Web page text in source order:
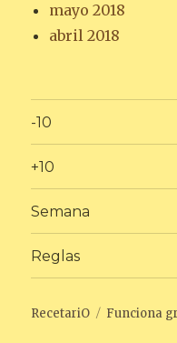
mayo 2018
abril 2018
-10
+10
Semana
Reglas
RecetariO Funciona